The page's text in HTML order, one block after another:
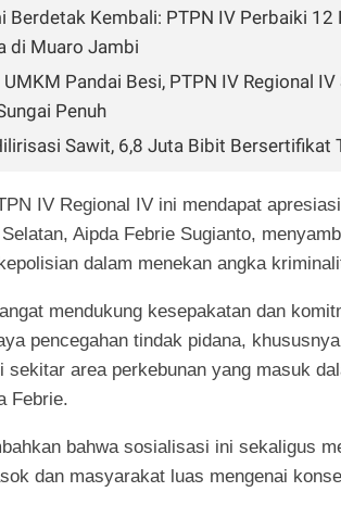
Berdetak Kembali: PTPN IV Perbaiki 12
di Muaro Jambi
Pandai Besi, PTPN IV Regional
Penuh
Sawit, 6,8 Juta Bibit Bersertifikat
IV Regional IV ini mendapat
Aipda Febrie Sugianto,
dalam menekan angka
mendukung kesepakatan dan
pencegahan tindak pidana,
sekitar area perkebunan yang masuk
Febrie.
bahwa sosialisasi ini sekaligus
dan masyarakat luas mengenai